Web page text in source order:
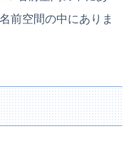
前空間の中にありま